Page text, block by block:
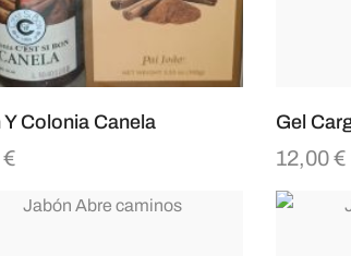
Colonia Canela
€
Gel
12,00€